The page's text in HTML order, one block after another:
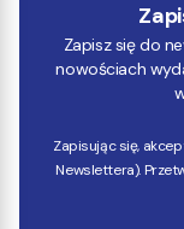
Zapisz się do
nowościach
Zapisując się,
Newslettera).